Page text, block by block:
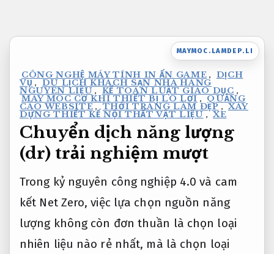
dung
MAYMOC.LAMDEP.LI
CÔNG NGHỆ MÁY TÍNH IN ẤN GAME , DỊCH
VỤ , DU LỊCH KHÁCH SẠN NHÀ HÀNG
NGUYÊN LIỆU , KẾ TOÁN LUẬT GIÁO DỤC ,
MÁY MÓC CƠ KHÍ THIẾT BỊ LÒ LƠI , QUẢNG
CÁO WEBSITE ,THỜI TRANG LÀM ĐẸP , XÂY
DỰNG THIẾT KẾ NỘI THẤT VẬT LIỆU , XE
Chuyển dịch năng lượng
(dr) trải nghiệm mượt
Trong kỷ nguyên công nghiệp 4.0 và cam
kết Net Zero, việc lựa chọn nguồn năng
lượng không còn đơn thuần là chọn loại
nhiên liệu nào rẻ nhất, mà là chọn loại